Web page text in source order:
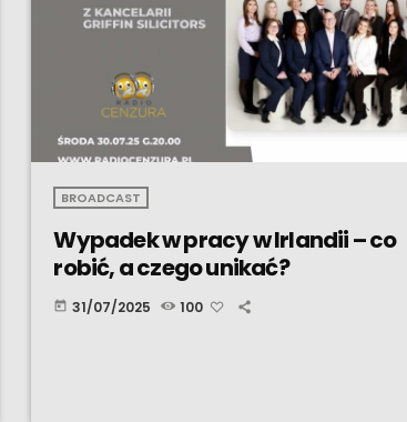
BROADCAST
Wypadek w pracy w Irlandii – co
robić, a czego unikać?
today 31/07/2025 100